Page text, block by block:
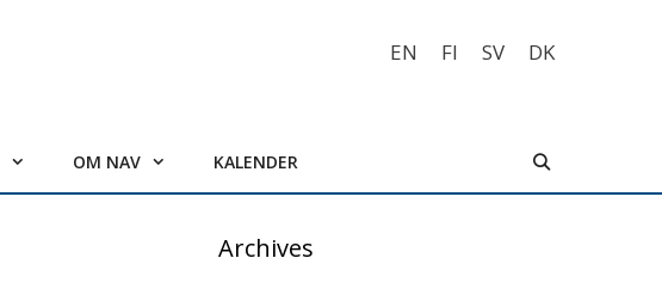
EN FI SV DK
OM NAV KALENDER
Archives